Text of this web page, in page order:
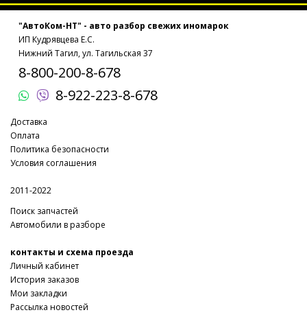
"АвтоКом-НТ" - авто разбор свежих иномарок
ИП Кудрявцева Е.С.
Нижний Тагил, ул. Тагильская 37
8-800-200-8-678
8-922-223-8-678
Доставка
Оплата
Политика безопасности
Условия соглашения
2011-2022
Поиск запчастей
Автомобили в разборе
контакты и схема проезда
Личный кабинет
История заказов
Мои закладки
Рассылка новостей